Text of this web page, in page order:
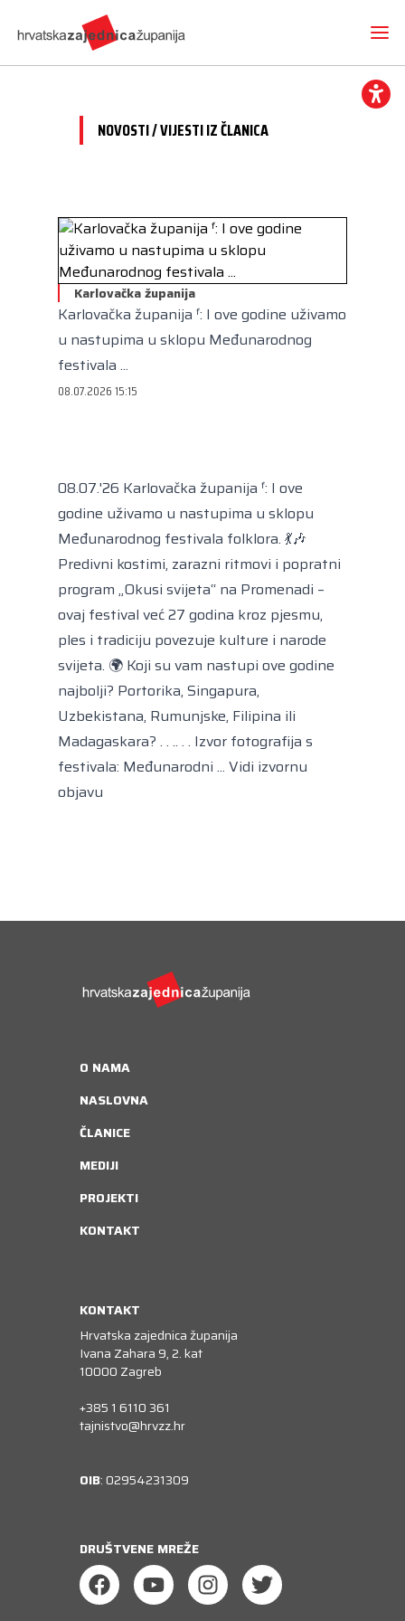
Novosti
Hrvatska zajednica županija
Vijesti iz članica
O nama
Dokumenti
Imenovanja
Predsjednik
Članice
Radne skupine
Mediji
Projekti
Otvoreni proračun
Volim svoju županiju
Kuharica
Međunarodna suradnja
CEMR
Europski projekti
Kontakt
NOVOSTI / VIJESTI IZ ČLANICA
Karlovačka županija
Karlovačka županija ᶠ: I ove godine uživamo
u nastupima u sklopu Međunarodnog
festivala ...
08.07.2026 15:15
08.07.'26 Karlovačka županija ᶠ: I ove
godine uživamo u nastupima u sklopu
Međunarodnog festivala folklora. 💃🎶
Predivni kostimi, zarazni ritmovi i popratni
program „Okusi svijeta“ na Promenadi –
ovaj festival već 27 godina kroz pjesmu,
ples i tradiciju povezuje kulture i narode
svijeta. 🌍 Koji su vam nastupi ove godine
najbolji? Portorika, Singapura,
Uzbekistana, Rumunjske, Filipina ili
Madagaskara? . . .. . . Izvor fotografija s
festivala: Međunarodni ... Vidi izvornu
objavu
O NAMA
NASLOVNA
ČLANICE
MEDIJI
PROJEKTI
KONTAKT
KONTAKT
Hrvatska zajednica županija
Ivana Zahara 9, 2. kat
10000 Zagreb
+385 1 6110 361
tajnistvo@hrvzz.hr
OIB: 02954231309
DRUŠTVENE MREŽE